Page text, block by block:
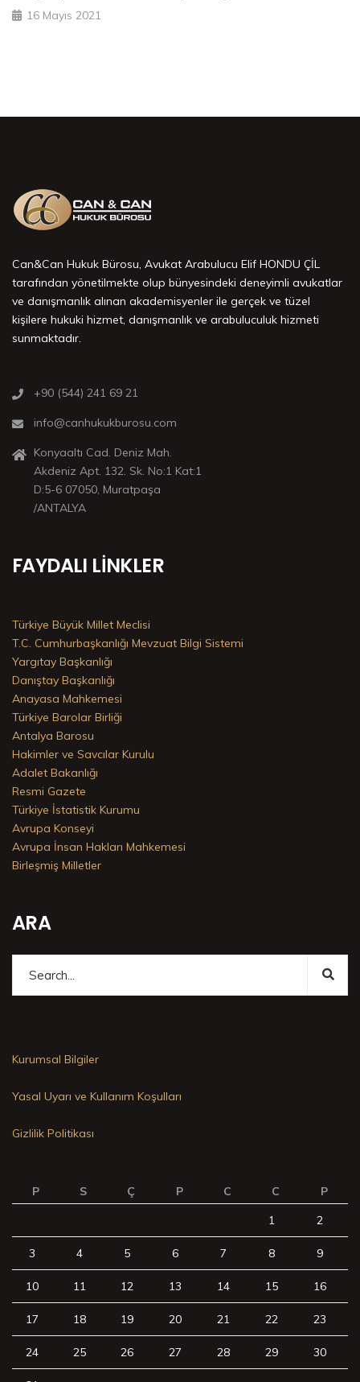
16 Mayıs 2021
Can&Can Hukuk Bürosu, Avukat Arabulucu Elif HONDU ÇİL
tarafından yönetilmekte olup bünyesindeki deneyimli avukatlar
ve danışmanlık alınan akademisyenler ile gerçek ve tüzel
kişilere hukuki hizmet, danışmanlık ve arabuluculuk hizmeti
sunmaktadır.
+90 (544) 241 69 21
info@canhukukburosu.com
Konyaaltı Cad. Deniz Mah.
Akdeniz Apt. 132. Sk. No:1 Kat:1
D:5-6 07050, Muratpaşa
/ANTALYA
FAYDALI LINKLER
Türkiye Büyük Millet Meclisi
T.C. Cumhurbaşkanlığı Mevzuat Bilgi Sistemi
Yargıtay Başkanlığı
Danıştay Başkanlığı
Anayasa Mahkemesi
Türkiye Barolar Birliği
Antalya Barosu
Hakimler ve Savcılar Kurulu
Adalet Bakanlığı
Resmi Gazete
Türkiye İstatistik Kurumu
Avrupa Konseyi
Avrupa İnsan Hakları Mahkemesi
Birleşmiş Milletler
ARA
Kurumsal Bilgiler
Yasal Uyarı ve Kullanım Koşulları
Gizlilik Politikası
P S Ç P C C
P
1
2
3 4 5 6 7 8 9
10 11 12 13 14 15 16
17 18 19 20 21 22 23
24 25 26 27 28 29 30